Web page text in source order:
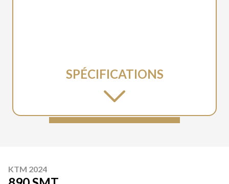
SPÉCIFICATIONS
KTM 2024